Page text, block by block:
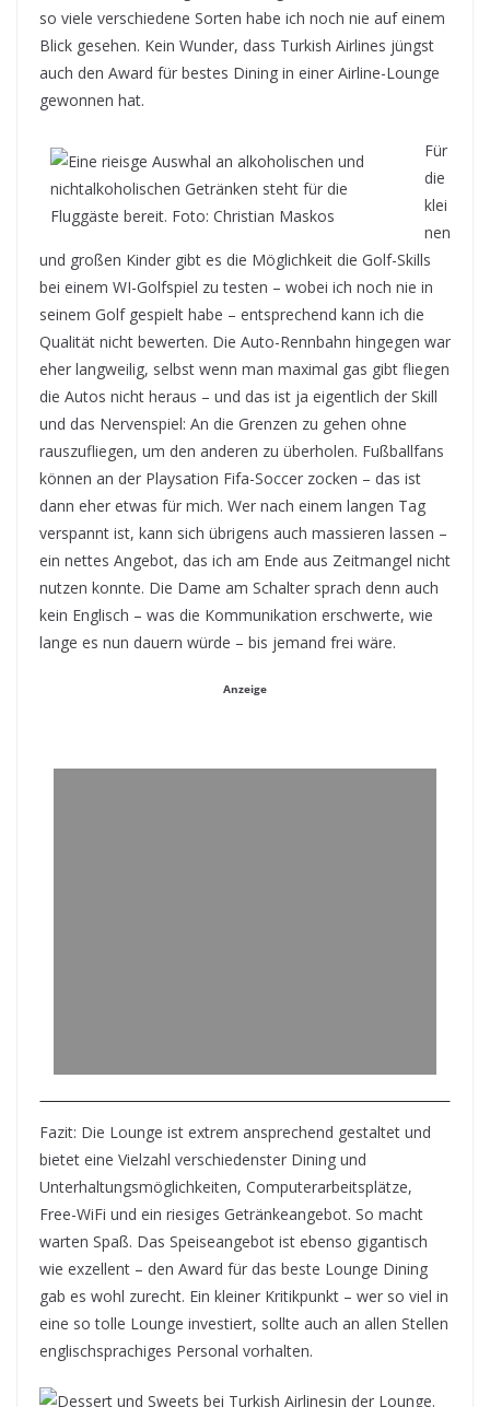
so viele verschiedene Sorten habe ich noch nie auf einem
Blick gesehen. Kein Wunder, dass Turkish Airlines jüngst
auch den Award für bestes Dining in einer Airline-Lounge
gewonnen hat.
Für
die
klei
nen
und großen Kinder gibt es die Möglichkeit die Golf-Skills
bei einem WI-Golfspiel zu testen – wobei ich noch nie in
seinem Golf gespielt habe – entsprechend kann ich die
Qualität nicht bewerten. Die Auto-Rennbahn hingegen war
eher langweilig, selbst wenn man maximal gas gibt fliegen
die Autos nicht heraus – und das ist ja eigentlich der Skill
und das Nervenspiel: An die Grenzen zu gehen ohne
rauszufliegen, um den anderen zu überholen. Fußballfans
können an der Playsation Fifa-Soccer zocken – das ist
dann eher etwas für mich. Wer nach einem langen Tag
verspannt ist, kann sich übrigens auch massieren lassen –
ein nettes Angebot, das ich am Ende aus Zeitmangel nicht
nutzen konnte. Die Dame am Schalter sprach denn auch
kein Englisch – was die Kommunikation erschwerte, wie
lange es nun dauern würde – bis jemand frei wäre.
Anzeige
Fazit: Die Lounge ist extrem ansprechend gestaltet und
bietet eine Vielzahl verschiedenster Dining und
Unterhaltungsmöglichkeiten, Computerarbeitsplätze,
Free-WiFi und ein riesiges Getränkeangebot. So macht
warten Spaß. Das Speiseangebot ist ebenso gigantisch
wie exzellent – den Award für das beste Lounge Dining
gab es wohl zurecht. Ein kleiner Kritikpunkt – wer so viel in
eine so tolle Lounge investiert, sollte auch an allen Stellen
englischsprachiges Personal vorhalten.